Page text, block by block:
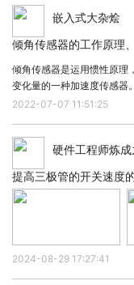
其他专用存储芯片
部分台式电脑中，
CMOS存储芯片用
NVRAM（非易失
状态信息。
台式电脑中使用的
其专门的功能与
芯片，能够有效提
和其它问题，请
嵌入式大杂烩
倾角传感器的工作原理
倾角传感器是运用惯性原理
变化量的一种加速度传感器
高，监测准确，预警及时的
泛用于各种测量角度的应用
来
2022-07-07 11:51:25
硬件工程师炼成
提高三极管的开关速度
2024-08-29 17:27:41